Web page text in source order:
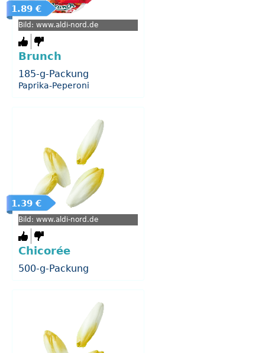
1.89 €
Bild: www.aldi-nord.de
Brunch
185-g-Packung
Paprika-Peperoni
1.39 €
Bild: www.aldi-nord.de
Chicorée
500-g-Packung